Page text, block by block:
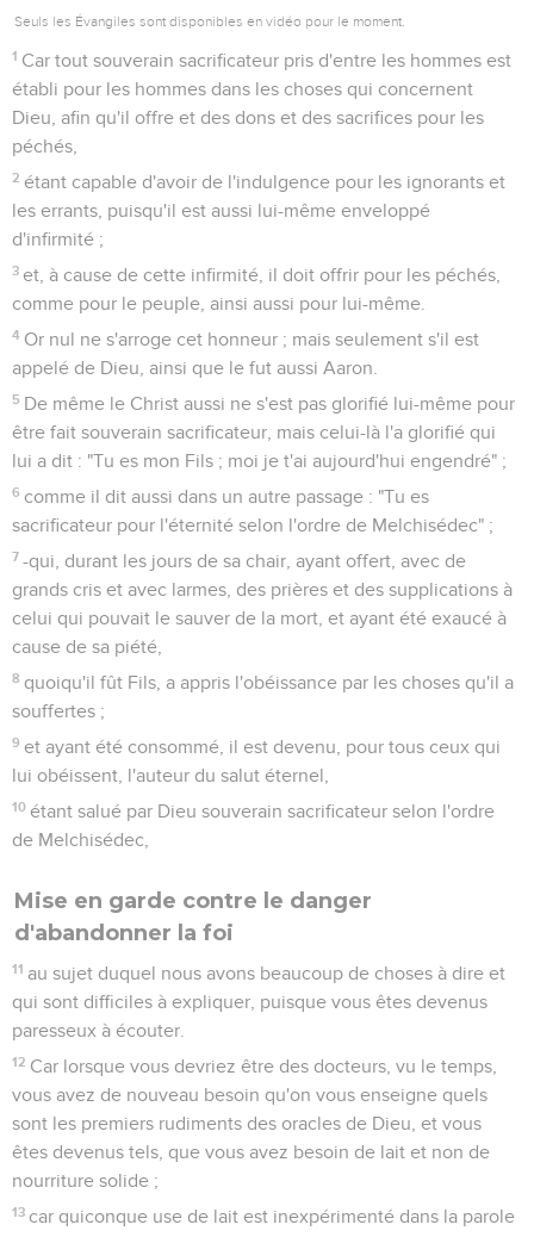
Seuls les Évangiles sont disponibles en vidéo pour le moment.
1 Car tout souverain sacrificateur pris d'entre les hommes est
établi pour les hommes dans les choses qui concernent
Dieu, afin qu'il offre et des dons et des sacrifices pour les
péchés,
2 étant capable d'avoir de l'indulgence pour les ignorants et
les errants, puisqu'il est aussi lui-même enveloppé
d'infirmité ;
3 et, à cause de cette infirmité, il doit offrir pour les péchés,
comme pour le peuple, ainsi aussi pour lui-même.
4 Or nul ne s'arroge cet honneur ; mais seulement s'il est
appelé de Dieu, ainsi que le fut aussi Aaron.
5 De même le Christ aussi ne s'est pas glorifié lui-même pour
être fait souverain sacrificateur, mais celui-là l'a glorifié qui
lui a dit : "Tu es mon Fils ; moi je t'ai aujourd'hui engendré" ;
6 comme il dit aussi dans un autre passage : "Tu es
sacrificateur pour l'éternité selon l'ordre de Melchisédec" ;
7 -qui, durant les jours de sa chair, ayant offert, avec de
grands cris et avec larmes, des prières et des supplications à
celui qui pouvait le sauver de la mort, et ayant été exaucé à
cause de sa piété,
8 quoiqu'il fût Fils, a appris l'obéissance par les choses qu'il a
souffertes ;
9 et ayant été consommé, il est devenu, pour tous ceux qui
lui obéissent, l'auteur du salut éternel,
10 étant salué par Dieu souverain sacrificateur selon l'ordre
de Melchisédec,
Mise en garde contre le danger
d'abandonner la foi
11 au sujet duquel nous avons beaucoup de choses à dire et
qui sont difficiles à expliquer, puisque vous êtes devenus
paresseux à écouter.
12 Car lorsque vous devriez être des docteurs, vu le temps,
vous avez de nouveau besoin qu'on vous enseigne quels
sont les premiers rudiments des oracles de Dieu, et vous
êtes devenus tels, que vous avez besoin de lait et non de
nourriture solide ;
13 car quiconque use de lait est inexpérimenté dans la parole